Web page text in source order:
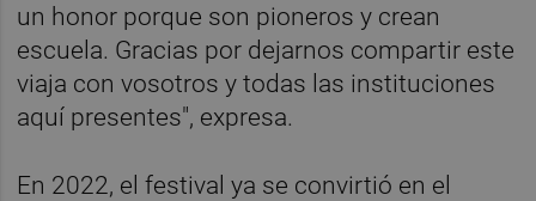
un honor porque son pioneros y crean
escuela. Gracias por dejarnos compartir este
viaja con vosotros y todas las instituciones
aquí presentes", expresa.
En 2022, el festival ya se convirtió en el